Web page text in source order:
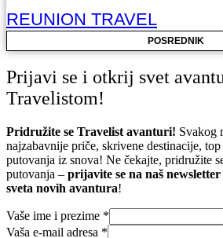
REUNION TRAVEL
POSREDNIK
Prijavi se i otkrij svet
Travelistom!
Pridružite se Travelist avanturi! Svakog
najzabavnije priče, skrivene destinacije, top
putovanja iz snova! Ne čekajte, pridružite
putovanja – prijavite se na naš
sveta novih avantura!
Vaše ime i prezime *
Vaša e-mail adresa *